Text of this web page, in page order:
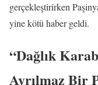
gerçekleştirirken
yine kötü haber geldi.
“Dağlık
Ayrılmaz Bir